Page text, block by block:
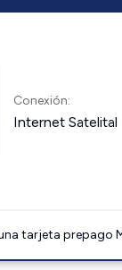
Conexión:
Internet Satelital
tarjeta prepago